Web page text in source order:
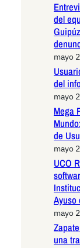
del
mayo
del
mayo
Mega
de
mayo
UCO
Ayuso
mayo
una